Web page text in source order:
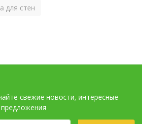
для стен
свежие новости, интересные